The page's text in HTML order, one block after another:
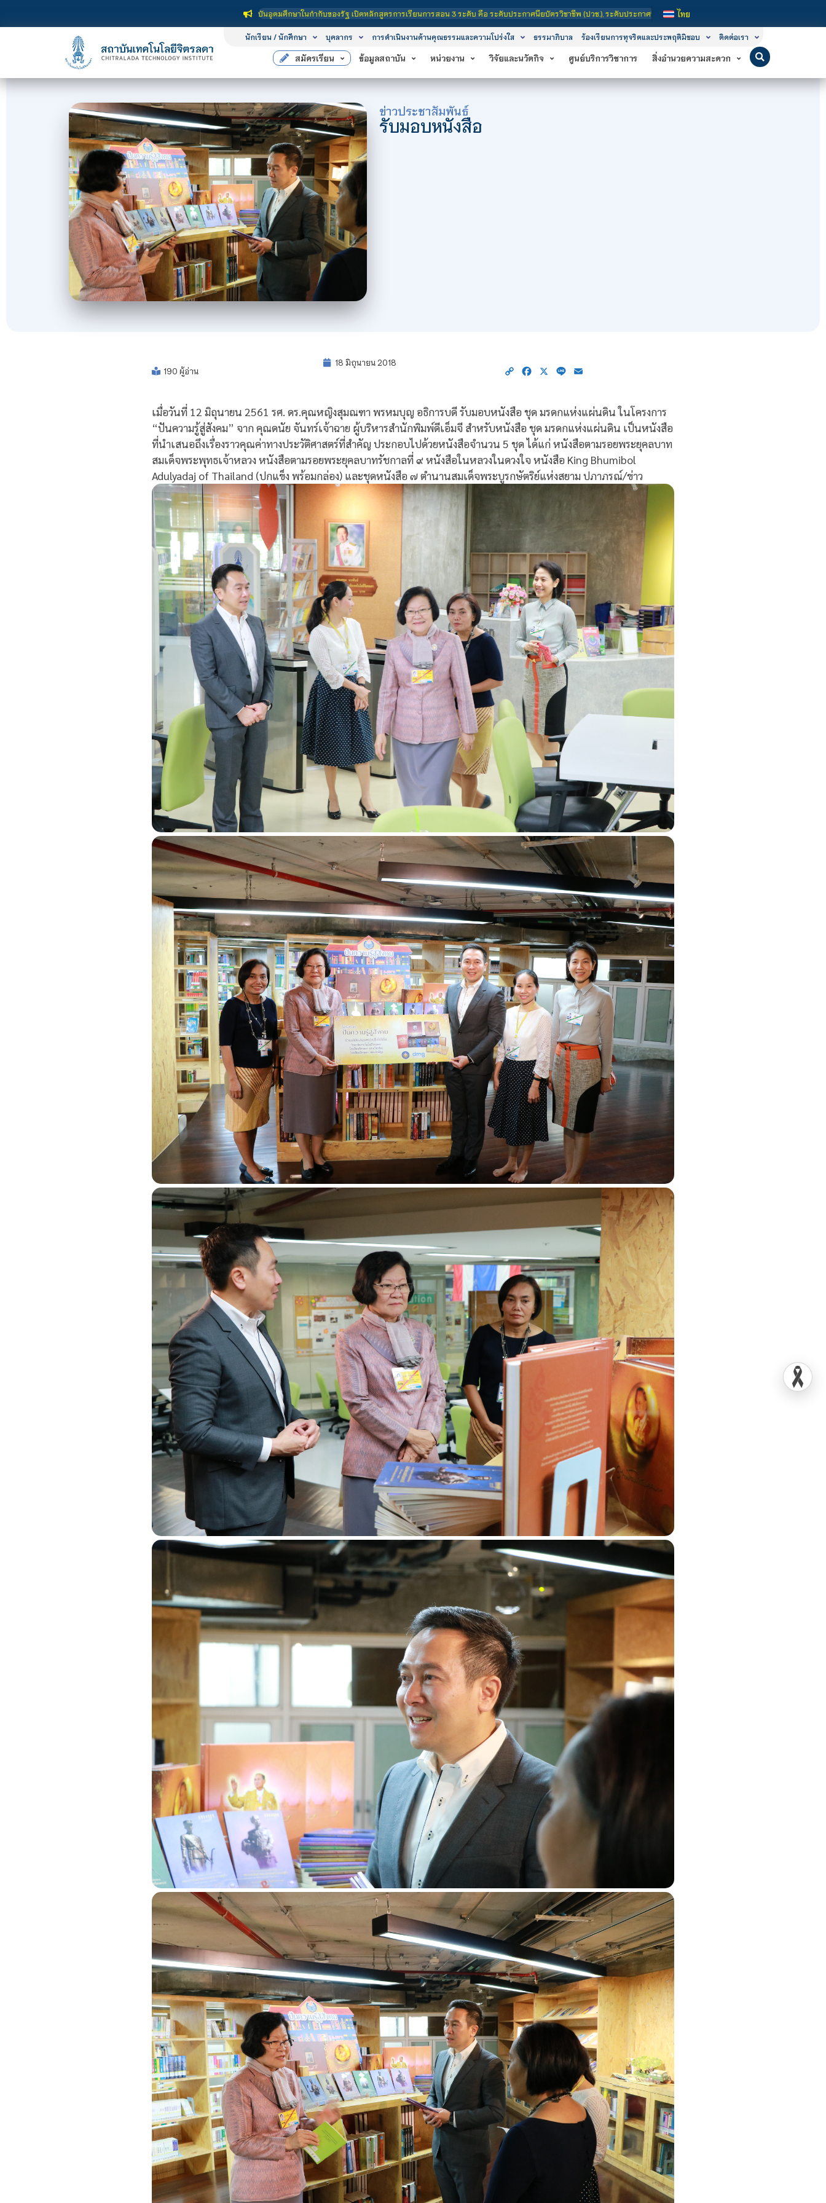
นเทคโนโลยีจิตรลดา เป็นสถาบันอุดมศึกษาในกำกับของรัฐ เปิดหลักสูตรการเรียนการสอน 3 ระดับ คือ ระดับประกาศนียบัตรวิชาชีพ (ปวช.), ระดับประกาศนียบัตรวิชาชีพชั้นสูง (ปวส.) และ ระดับปริญญาตรี ไทย
นักเรียน / นักศึกษา บุคลากร การดำเนินงานด้านคุณธรรมและความโปร่งใส ธรรมาภิบาล ร้องเรียนการทุจริตและประพฤติมิชอบ ติดต่อเรา
สมัครเรียน ข้อมูลสถาบัน หน่วยงาน วิจัยและนวัตกิจ ศูนย์บริการวิชาการ สิ่งอำนวยความสะดวก
ข่าวประชาสัมพันธ์
รับมอบหนังสือ
190 ผู้อ่าน
18 มิถุนายน 2018
Copy Facebook
X Line
เมื่อวันที่ 12 มิถุนายน 2561 รศ. ดร.คุณหญิงสุมณฑา พรหมบุญ อธิการบดี รับมอบหนังสือ ชุด มรดกแห่งแผ่นดิน ในโครงการ
“ปันความรู้สู่สังคม” จาก คุณดนัย จันทร์เจ้าฉาย ผู้บริหารสำนักพิมพ์ดีเอ็มจี สำหรับหนังสือ ชุด มรดกแห่งแผ่นดิน เป็นหนังสือ
ที่นำเสนอถึงเรื่องราวคุณค่าทางประวัติศาสตร์ที่สำคัญ ประกอบไปด้วยหนังสือจำนวน 5 ชุด ได้แก่ หนังสือตามรอยพระยุคลบาท
สมเด็จพระพุทธเจ้าหลวง หนังสือตามรอยพระยุคลบาทรัชกาลที่ ๙ หนังสือในหลวงในดวงใจ หนังสือ King Bhumibol
Adulyadaj of Thailand (ปกแข็ง พร้อมกล่อง) และชุดหนังสือ ๗ ตำนานสมเด็จพระบูรกษัตริย์แห่งสยาม ปภาภรณ์/ข่าว